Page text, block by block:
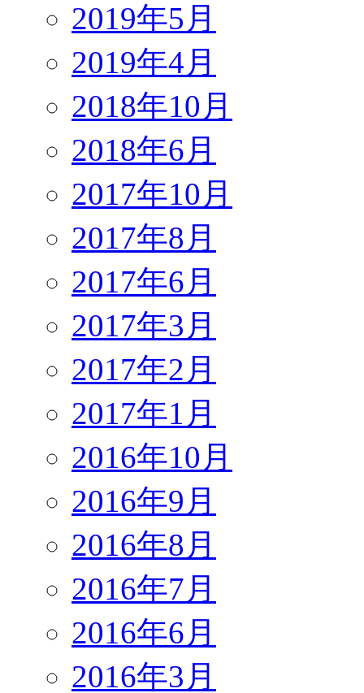
2019年5月
2019年4月
2018年10月
2018年6月
2017年10月
2017年8月
2017年6月
2017年3月
2017年2月
2017年1月
2016年10月
2016年9月
2016年8月
2016年7月
2016年6月
2016年3月